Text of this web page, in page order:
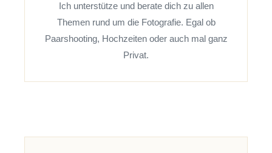
Ich unterstütze und berate dich zu allen
Themen rund um die Fotografie. Egal ob
Paarshooting, Hochzeiten oder auch mal ganz
Privat.